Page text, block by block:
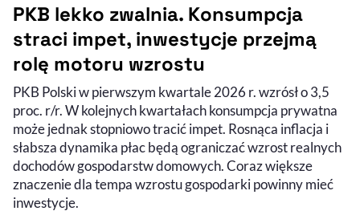
PKB lekko zwalnia. Konsumpcja
straci impet, inwestycje przejmą
rolę motoru wzrostu
PKB Polski w pierwszym kwartale 2026 r. wzrósł o 3,5
proc. r/r. W kolejnych kwartałach konsumpcja prywatna
może jednak stopniowo tracić impet. Rosnąca inflacja i
słabsza dynamika płac będą ograniczać wzrost realnych
dochodów gospodarstw domowych. Coraz większe
znaczenie dla tempa wzrostu gospodarki powinny mieć
inwestycje.